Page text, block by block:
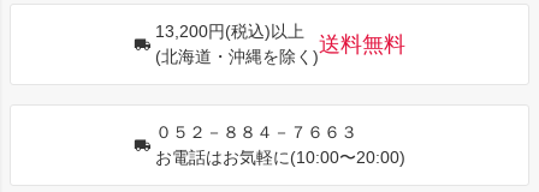
13,200円(税込)以上
(北海道・沖縄を除く)
送料無料
０５２－８８４－７６６３
お電話はお気軽に(10:00〜20:00)